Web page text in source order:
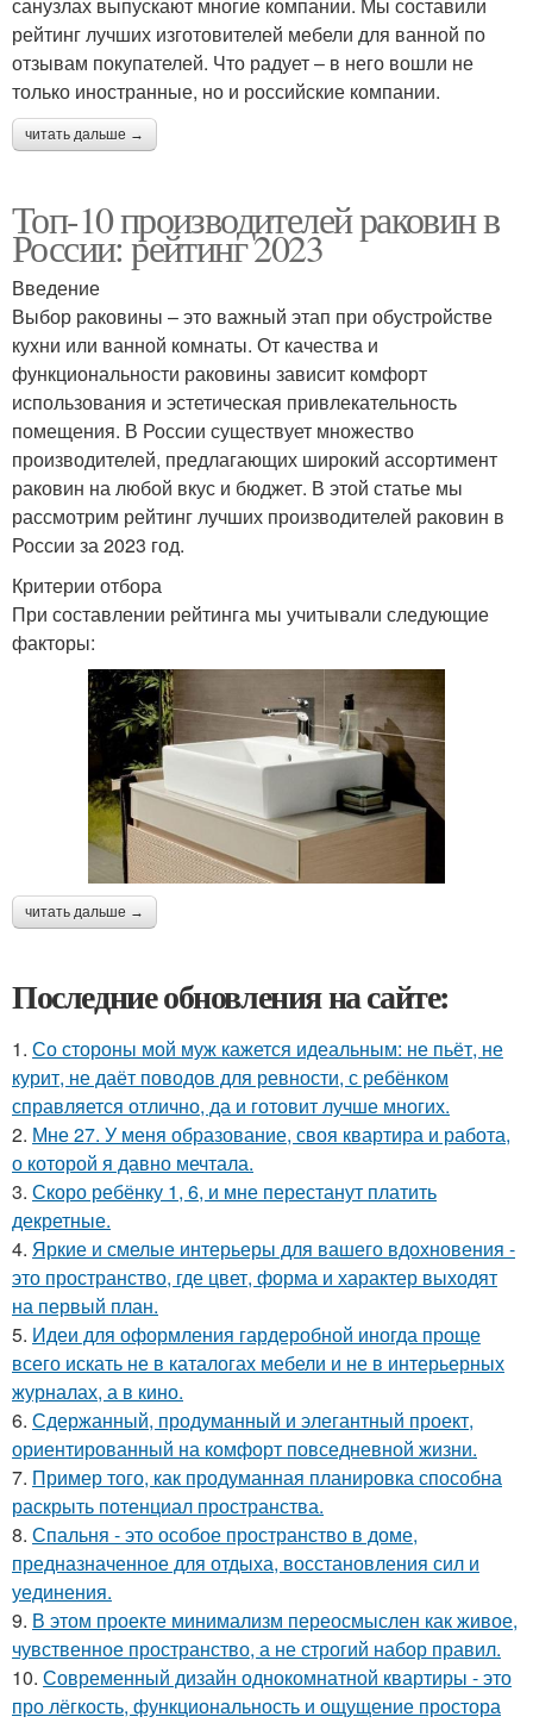
санузлах выпускают многие компании. Мы составили
рейтинг лучших изготовителей мебели для ванной по
отзывам покупателей. Что радует – в него вошли не
только иностранные, но и российские компании.
читать дальше →
Топ-10 производителей раковин в
России: рейтинг 2023
Введение
Выбор раковины – это важный этап при обустройстве
кухни или ванной комнаты. От качества и
функциональности раковины зависит комфорт
использования и эстетическая привлекательность
помещения. В России существует множество
производителей, предлагающих широкий ассортимент
раковин на любой вкус и бюджет. В этой статье мы
рассмотрим рейтинг лучших производителей раковин в
России за 2023 год.
Критерии отбора
При составлении рейтинга мы учитывали следующие
факторы:
читать дальше →
Последние обновления на сайте:
1. Со стороны мой муж кажется идеальным: не пьёт, не
курит, не даёт поводов для ревности, с ребёнком
справляется отлично, да и готовит лучше многих.
2. Мне 27. У меня образование, своя квартира и работа,
о которой я давно мечтала.
3. Скоро ребёнку 1, 6, и мне перестанут платить
декретные.
4. Яркие и смелые интерьеры для вашего вдохновения -
это пространство, где цвет, форма и характер выходят
на первый план.
5. Идеи для оформления гардеробной иногда проще
всего искать не в каталогах мебели и не в интерьерных
журналах, а в кино.
6. Сдержанный, продуманный и элегантный проект,
ориентированный на комфорт повседневной жизни.
7. Пример того, как продуманная планировка способна
раскрыть потенциал пространства.
8. Спальня - это особое пространство в доме,
предназначенное для отдыха, восстановления сил и
уединения.
9. В этом проекте минимализм переосмыслен как живое,
чувственное пространство, а не строгий набор правил.
10. Современный дизайн однокомнатной квартиры - это
про лёгкость, функциональность и ощущение простора